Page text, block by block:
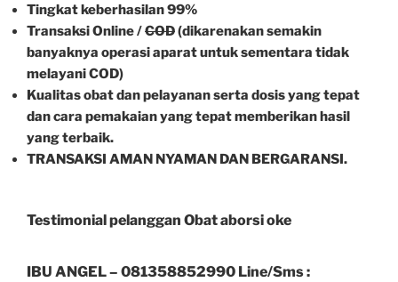
Tingkat keberhasilan 99%
Transaksi Online /COD(dikarenakan semakin
banyaknya operasi aparat untuk sementara tidak
melayani COD)
Kualitas obat dan pelayanan serta dosis yang tepat
dan cara pemakaian yang tepat memberikan hasil
yang terbaik.
TRANSAKSI AMAN NYAMAN DAN BERGARANSI.
Testimonial pelanggan Obat aborsi oke
IBU ANGEL – 081358852990 Line/Sms :